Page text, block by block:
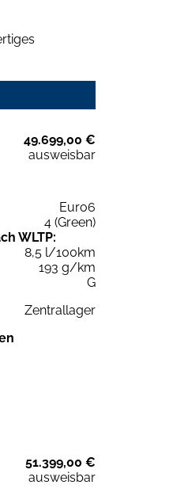
49.699,00 €
ausweisbar
Euro6
4 (Green)
WLTP:
8,5 l/100km
193 g/km
G
Zentrallager
51.399,00 €
ausweisbar